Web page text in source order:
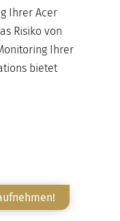
Ihrer Acer
Risiko von
Ihrer
bietet